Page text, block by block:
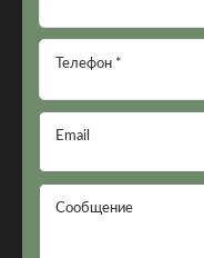
Телефон *
Email
Сообщение